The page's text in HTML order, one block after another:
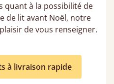
quant à la possibilité de
de lit avant Noël, notre
de vous renseigner.
à livraison rapide